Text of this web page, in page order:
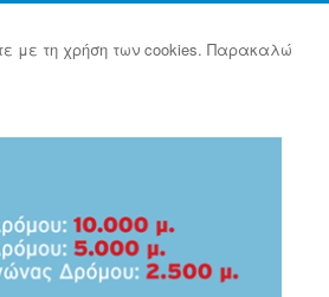
με τη χρήση των cookies. Παρακαλώ